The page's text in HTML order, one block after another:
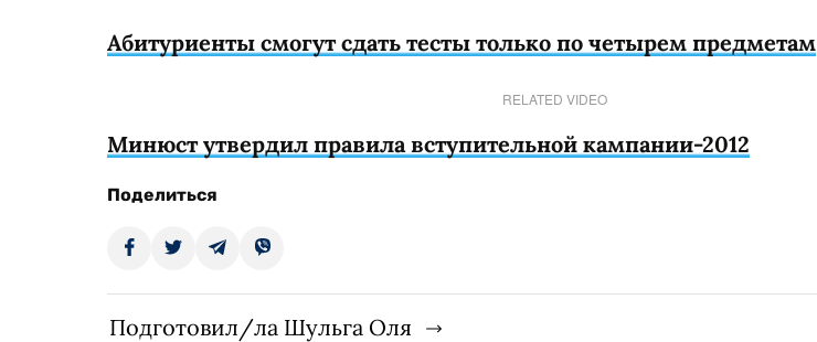
Абитуриенты смогут сдать тесты только по четырем предметам
RELATED VIDEO
Минюст утвердил правила вступительной кампании-2012
Поделиться
Подготовил/ла Шульга Оля